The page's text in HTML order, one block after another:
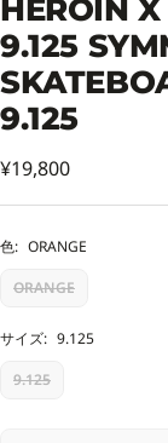
HEROIN X
9.125
9.125
セ
ー
格
¥19,800
色: ORANGE
ORANGE
サイズ: 9.125
9.125